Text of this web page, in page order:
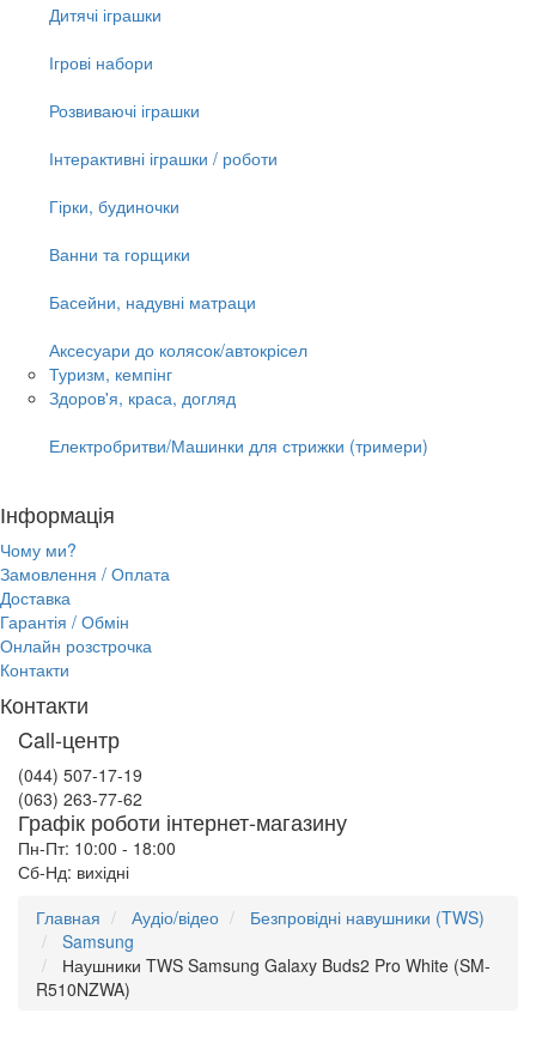
Дитячі іграшки
Ігрові набори
Розвиваючі іграшки
Інтерактивні іграшки / роботи
Гірки, будиночки
Ванни та горщики
Басейни, надувні матраци
Аксесуари до колясок/автокрісел
Туризм, кемпінг
Здоров'я, краса, догляд
Електробритви/Машинки для стрижки (тримери)
Інформація
Чому ми?
Замовлення / Оплата
Доставка
Гарантія / Обмін
Онлайн розстрочка
Контакти
Контакти
Call-центр
(044) 507-17-19
(063) 263-77-62
Графік роботи інтернет-магазину
Пн-Пт: 10:00 - 18:00
Сб-Нд: вихідні
Главная
Аудіо/відео
Безпровідні навушники (TWS)
Samsung
Наушники TWS Samsung Galaxy Buds2 Pro White (SM-
R510NZWA)